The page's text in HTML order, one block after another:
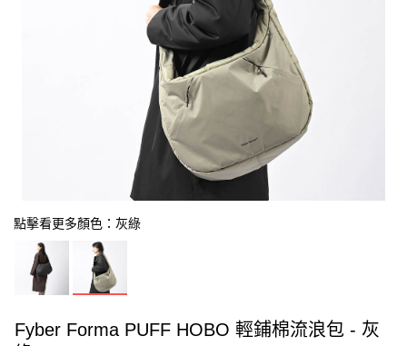
點擊看更多顏色：灰綠
Fyber Forma PUFF HOBO 輕鋪棉流浪包 - 灰